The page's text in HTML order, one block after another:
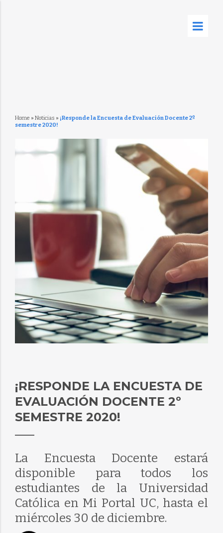
Home » Noticias » ¡Responde la Encuesta de Evaluación Docente 2º
semestre 2020!
¡RESPONDE LA ENCUESTA DE
EVALUACIÓN DOCENTE 2º
SEMESTRE 2020!
La Encuesta Docente estará
disponible para todos los
estudiantes de la Universidad
Católica en Mi Portal UC, hasta el
miércoles 30 de diciembre.